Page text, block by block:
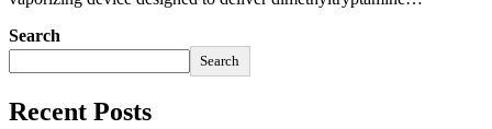
Search
Search
Recent Posts